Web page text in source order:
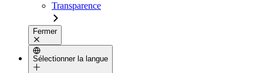
Transparence
Fermer
Sélectionner la langue